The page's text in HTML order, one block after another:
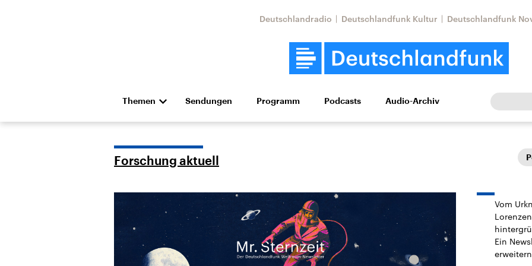
Deutschlandradio Deutschlandfunk Kultur Deutschlandfunk
Themen
Die Nachrichten Politik Wirtschaft Wissen Kultur Europa
Hörspiel und Feature
Landtagswahl Sachsen-
Anhalt 2026
USA
Aktuelle Beiträge,
Nahostkonflikt
Aktuelle Lage und
Aktuelle Lage und
Sendungen Programm Podcasts Audio-Archiv
Forschung aktuell
Vom
Ein